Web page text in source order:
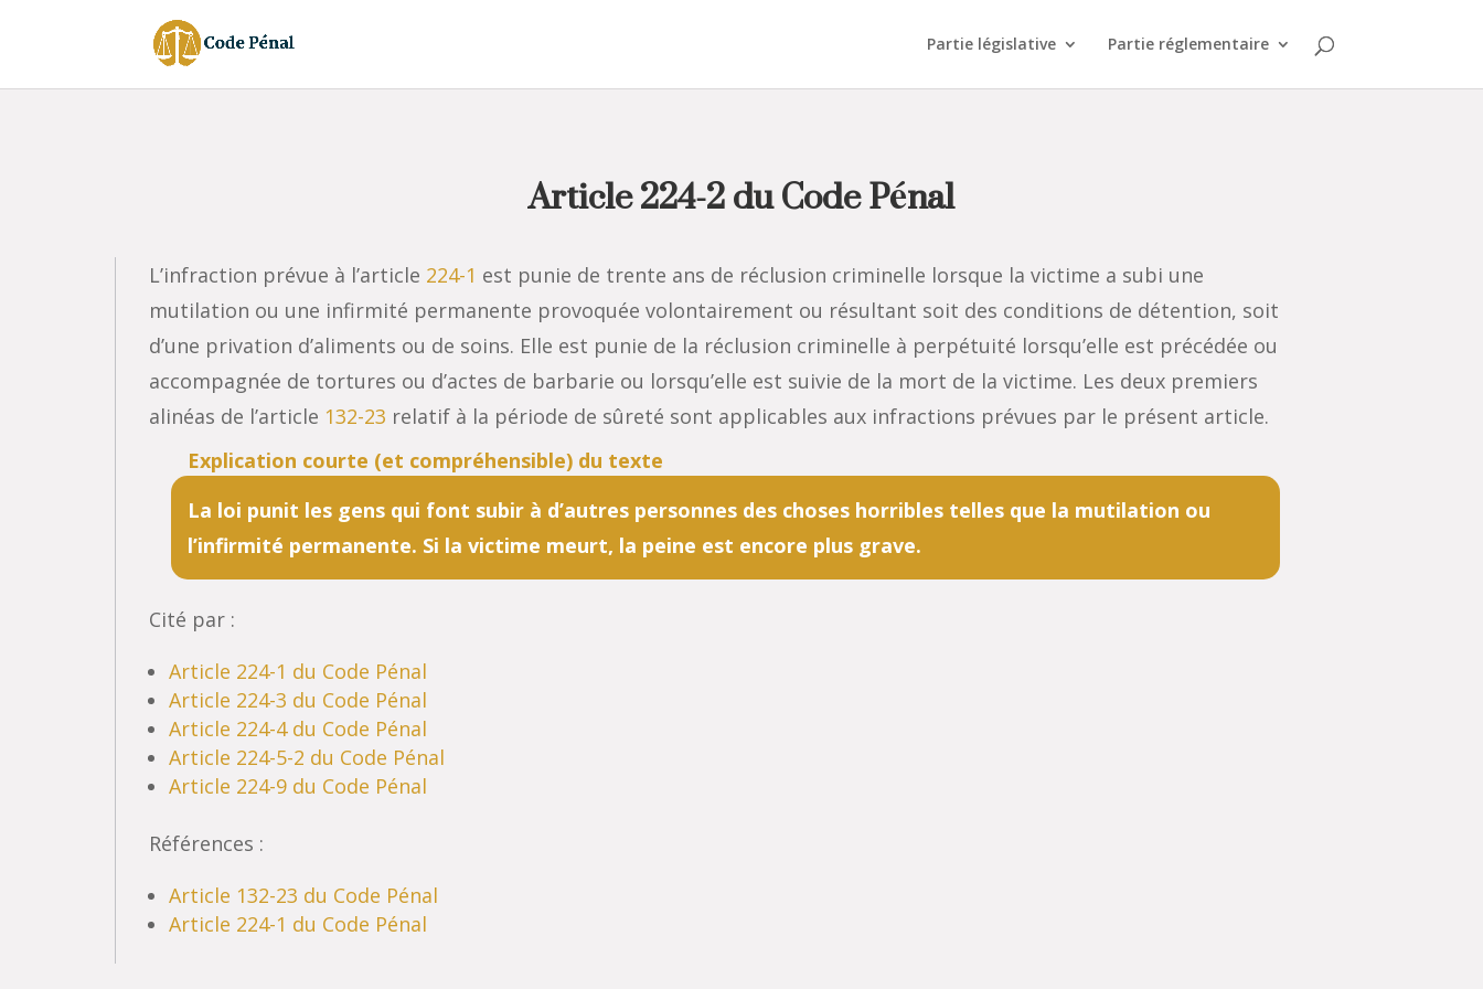
Partie législative Partie réglementaire
Article 224-2 du Code Pénal
L’infraction prévue à l’article 224-1 est punie de trente ans de réclusion criminelle lorsque la victime a subi une
mutilation ou une infirmité permanente provoquée volontairement ou résultant soit des conditions de détention, soit
d’une privation d’aliments ou de soins. Elle est punie de la réclusion criminelle à perpétuité lorsqu’elle est précédée ou
accompagnée de tortures ou d’actes de barbarie ou lorsqu’elle est suivie de la mort de la victime. Les deux premiers
alinéas de l’article 132-23 relatif à la période de sûreté sont applicables aux infractions prévues par le présent article.
La loi punit les gens qui font subir à d’autres personnes des choses horribles telles que la mutilation ou
l’infirmité permanente. Si la victime meurt, la peine est encore plus grave.
Cité par :
Article 224-1 du Code Pénal
Article 224-3 du Code Pénal
Article 224-4 du Code Pénal
Article 224-5-2 du Code Pénal
Article 224-9 du Code Pénal
Références :
Article 132-23 du Code Pénal
Article 224-1 du Code Pénal